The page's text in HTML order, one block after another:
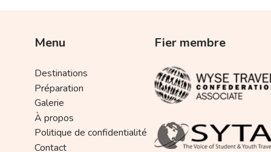
Menu
Destinations
Préparation
Galerie
À propos
Politique de confidentialité
Contact
Fier membre